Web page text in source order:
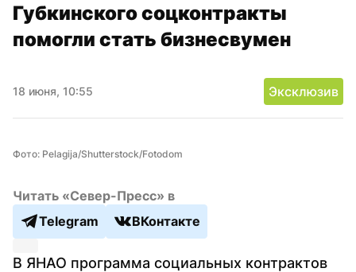
Губкинского соцконтракты
помогли стать бизнесвумен
18 июня, 10:55 Эксклюзив
Фото: Pelagija/Shutterstock/Fotodom
Читать «Север-Пресс» в
Telegram
ВКонтакте
В ЯНАО программа социальных контрактов